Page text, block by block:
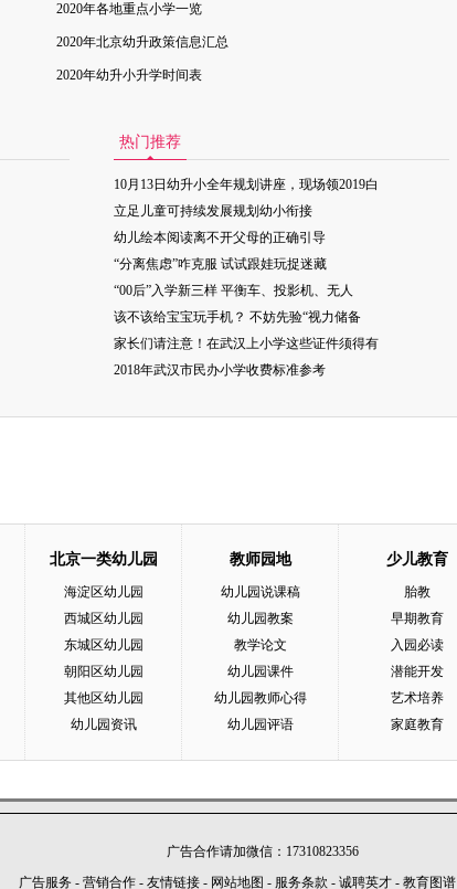
2020年各地重点小学一览
2020年北京幼升政策信息汇总
2020年幼升小升学时间表
热门推荐
10月13日幼升小全年规划讲座，现场领2019白
立足儿童可持续发展规划幼小衔接
幼儿绘本阅读离不开父母的正确引导
“分离焦虑”咋克服 试试跟娃玩捉迷藏
“00后”入学新三样 平衡车、投影机、无人
该不该给宝宝玩手机？ 不妨先验“视力储备
家长们请注意！在武汉上小学这些证件须得有
2018年武汉市民办小学收费标准参考
北京一类幼儿园
海淀区幼儿园
西城区幼儿园
东城区幼儿园
朝阳区幼儿园
其他区幼儿园
幼儿园资讯
教师园地
幼儿园说课稿
幼儿园教案
教学论文
幼儿园课件
幼儿园教师心得
幼儿园评语
少儿教育
胎教
早期教育
入园必读
潜能开发
艺术培养
家庭教育
广告合作请加微信：17310823356
广告服务 - 营销合作 - 友情链接 - 网站地图 - 服务条款 - 诚聘英才 - 教育图谱